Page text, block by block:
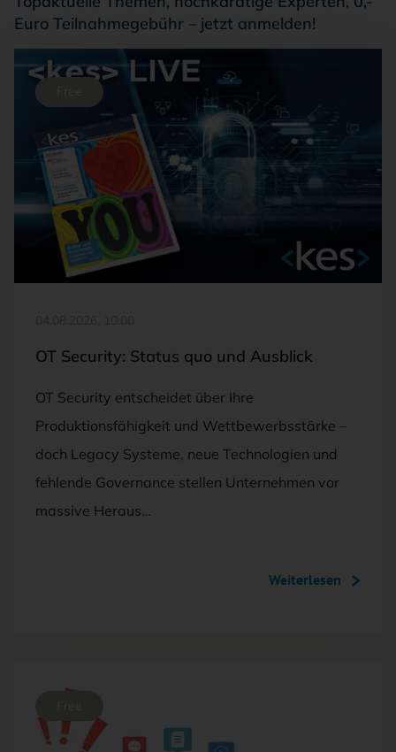
Euro Teilnahmegebühr – jetzt anmelden!
OT Security: Status quo und Ausblick
OT Security entscheidet über Ihre
Produktionsfähigkeit und Wettbewerbsstärke –
doch Legacy Systeme, neue Technologien und
fehlende Governance stellen Unternehmen vor
massive Heraus…
Weiterlesen